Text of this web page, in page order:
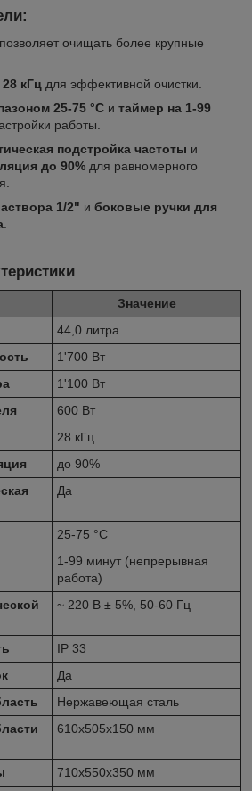
позволяет очищать более крупные
кГц для эффективной очистки.
25-75 °C и таймер на 1-99
работы.
подстройка частоты и
до 90% для равномерного
1/2" и боковые ручки для
Значение
44,0 литра
1'700 Вт
1'100 Вт
600 Вт
28 кГц
до 90%
Да
25-75 °C
1-99 минут (непрерывная
работа)
~ 220 В ± 5%, 50-60 Гц
IP 33
Да
Нержавеющая сталь
610x505x150 мм
710x550x350 мм